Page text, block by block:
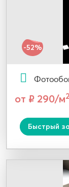
-52%
от ₽ 290/м2
Быстрый